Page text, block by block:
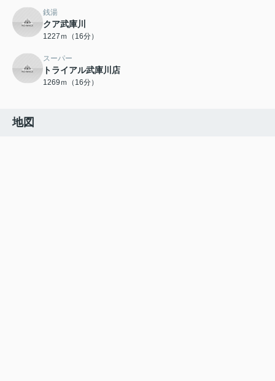
銭湯
クア武庫川
1227ｍ（16分）
スーパー
トライアル武庫川店
1269ｍ（16分）
地図